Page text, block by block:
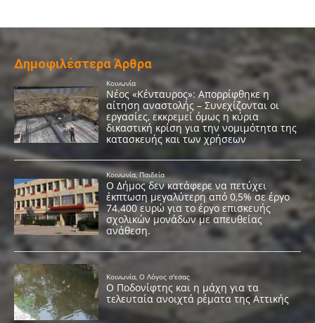
Δημοφιλέστερα Άρθρα